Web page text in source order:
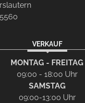
VERKAUF
MONTAG - FREITAG
09:00 - 18:00 Uhr
SAMSTAG
09:00-13:00 Uhr